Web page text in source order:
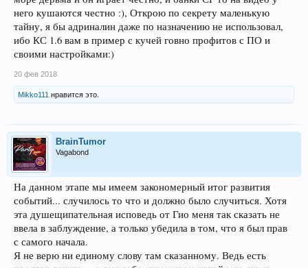
него кушаются честно :), Открою по секрету маленькую
тайну, я бы адриналин даже по назначению не использовал,
ибо КС 1.6 вам в пример с кучей говно профитов с ПО и
своими настройками:)
20 фев 2018
Mikko111 нравится это.
BrainTumor
Vagabond
На данном этапе мы имеем закономерный итог развития
событий... случилось то что и должно было случиться. Хотя
эта душещипательная исповедь от Гио меня так сказать не
ввела в заблуждение, а только убедила в том, что я был прав
с самого начала.
Я не верю ни единому слову там сказанному. Ведь есть